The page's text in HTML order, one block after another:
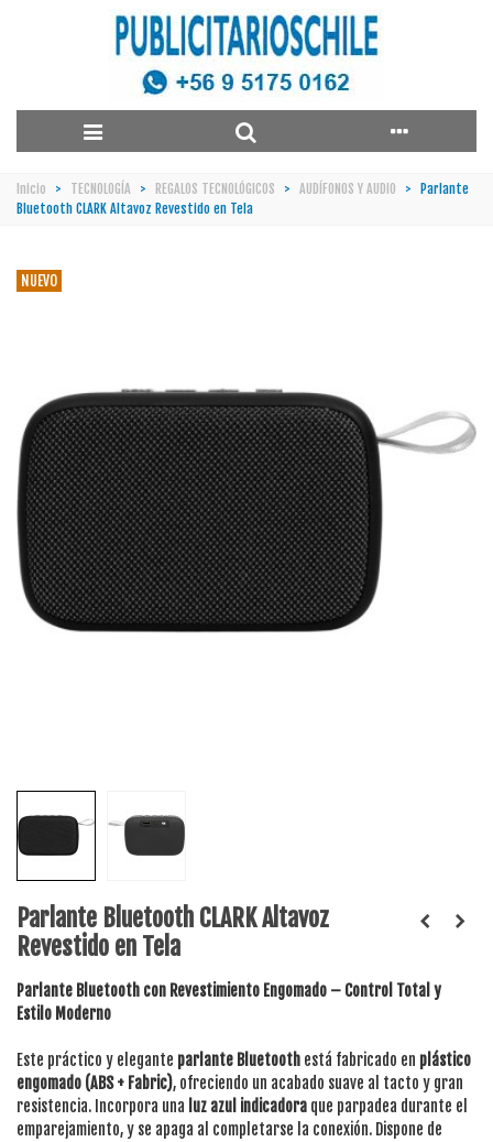
Inicio > TECNOLOGÍA > REGALOS TECNOLÓGICOS > AUDÍFONOS Y AUDIO > Parlante
Bluetooth CLARK Altavoz Revestido en Tela
NUEVO
Parlante Bluetooth CLARK Altavoz
Revestido en Tela
Parlante Bluetooth con Revestimiento Engomado – Control Total y
Estilo Moderno
Este práctico y elegante parlante Bluetooth está fabricado en plástico
engomado (ABS + Fabric), ofreciendo un acabado suave al tacto y gran
resistencia. Incorpora una luz azul indicadora que parpadea durante el
emparejamiento, y se apaga al completarse la conexión. Dispone de